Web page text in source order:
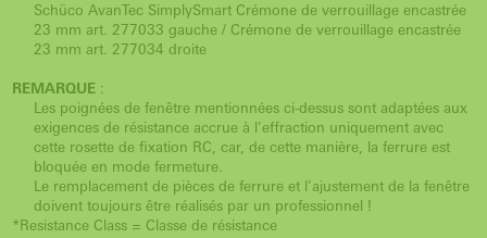
Schüco AvanTec SimplySmart Crémone de verrouillage encastrée
23 mm art. 277033 gauche / Crémone de verrouillage encastrée
23 mm art. 277034 droite
REMARQUE :
Les poignées de fenêtre mentionnées ci-dessus sont adaptées aux
exigences de résistance accrue à l'effraction uniquement avec
cette rosette de fixation RC, car, de cette manière, la ferrure est
bloquée en mode fermeture.
Le remplacement de pièces de ferrure et l'ajustement de la fenêtre
doivent toujours être réalisés par un professionnel !
*Resistance Class = Classe de résistance